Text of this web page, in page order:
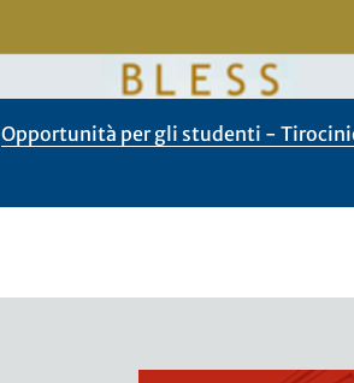
Opportunità per gli studenti -